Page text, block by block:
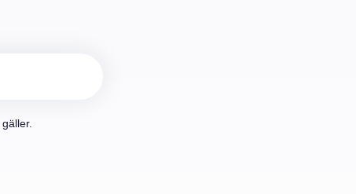
gäller.